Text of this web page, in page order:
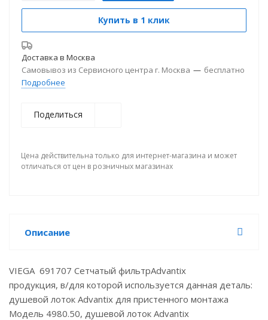
Купить в 1 клик
Доставка в Москва
Самовывоз из Сервисного центра г. Москва — бесплатно
Подробнее
Поделиться
Цена действительна только для интернет-магазина и может
отличаться от цен в розничных магазинах
Описание
VIEGA 691707 Сетчатый фильтрAdvantix
продукция, в/для которой используется данная деталь:
душевой лоток Advantix для пристенного монтажа
Модель 4980.50, душевой лоток Advantix